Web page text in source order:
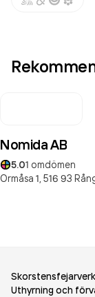
Nomida AB
5.01 omdömen
Ormåsa 1, 516 93
Uthyrning och